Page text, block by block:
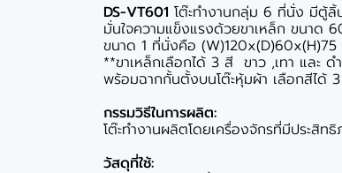
DS-VT601 โต๊ะทำงานกลุ่ม 6 ที่นั่ง มีตู้
มั่นใจความแข็งแรงด้วยขาเหล็ก ขนาด
ขนาด 1 ที่นั่งคือ (W)120x(D)60x(H)75
**ขาเหล็กเลือกได้ 3 สี ขาว ,เทา และ ดำ
พร้อมฉากกั้นตั้งบนโต๊ะหุ้มผ้า เลือกสีได้
กรรมวิธีในการผลิต:
โต๊ะทำงานผลิตโดยเครื่องจักรที่มีประสิท
วัสดุที่ใช้: